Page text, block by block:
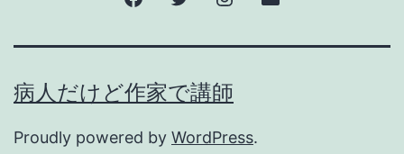
病人だけど作家で講師
Proudly powered by WordPress.